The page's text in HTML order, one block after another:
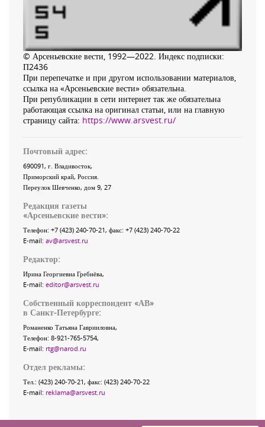
© Арсеньевские вести, 1992—2022. Индекс подписки:
П2436
При перепечатке и при другом использовании материалов,
ссылка на «Арсеньевские вести» обязательна.
При републикации в сети интернет так же обязательна
работающая ссылка на оригинал статьи, или на главную
страницу сайта: https://www.arsvest.ru/
Почтовый адрес:
690091, г. Владивосток,
Приморский край, Россия
Переулок Шевченко, дом 9, 27
Редакция газеты
«Арсеньевские вести»:
Телефон: +7 (423) 240-70-21, факс: +7 (423) 240-70-22
E-mail: av@arsvest.ru
Редактор:
Ирина Георгиевна Гребнёва,
E-mail: editor@arsvest.ru
Собственный корреспондент «АВ»
в Санкт-Петербурге:
Романенко Татьяна Гаврииловна,
Телефон: 8-921-765-5754,
E-mail: rtg@narod.ru
Отдел рекламы:
Тел.: (423) 240-70-21, факс: (423) 240-70-22
E-mail: reklama@arsvest.ru